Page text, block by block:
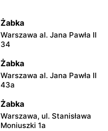
Żabka
Warszawa al. Jana Pawła II
34
Żabka
Warszawa al. Jana Pawła II
43a
Żabka
Warszawa, ul. Stanisława
Moniuszki 1a